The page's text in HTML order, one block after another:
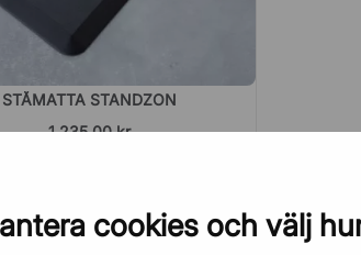
cookies och välj
STÅMATTA STANDZON
1 235,00 kr